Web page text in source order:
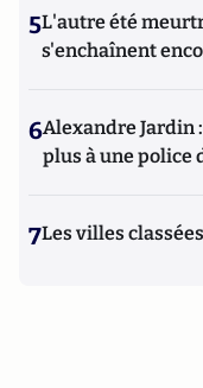
5L'autre été
s'enchaînent
6Alexandre Jardin
plus à une police
7Les villes